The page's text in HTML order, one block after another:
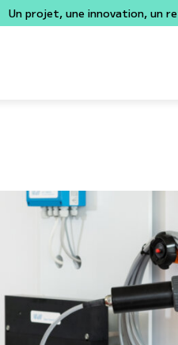
Un projet, une innovation, un